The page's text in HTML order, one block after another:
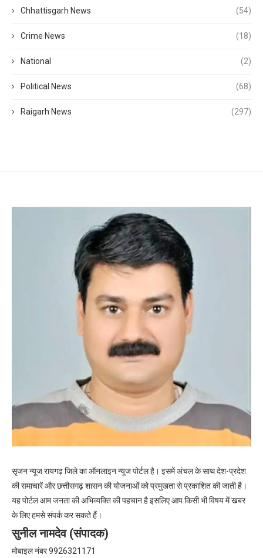
Chhattisgarh News (54)
Crime News (18)
National (2)
Political News (68)
Raigarh News (297)
सृजन न्यूज रायगढ़ जिले का ऑनलाइन न्यूज पोर्टल है। इसमें अंचल के साथ देश-प्रदेश
की समाचारें और छत्तीसगढ़ शासन की योजनाओं को प्रमुखता से प्रकाशित की जाती है।
यह पोर्टल आम जनता की अभिव्यक्ति की पहचान है इसलिए आप किसी भी विषय में खबर
के लिए हमसे संपर्क कर सकते हैं।
सुनील नामदेव (संपादक)
मोबाइल नंबर 9926321171